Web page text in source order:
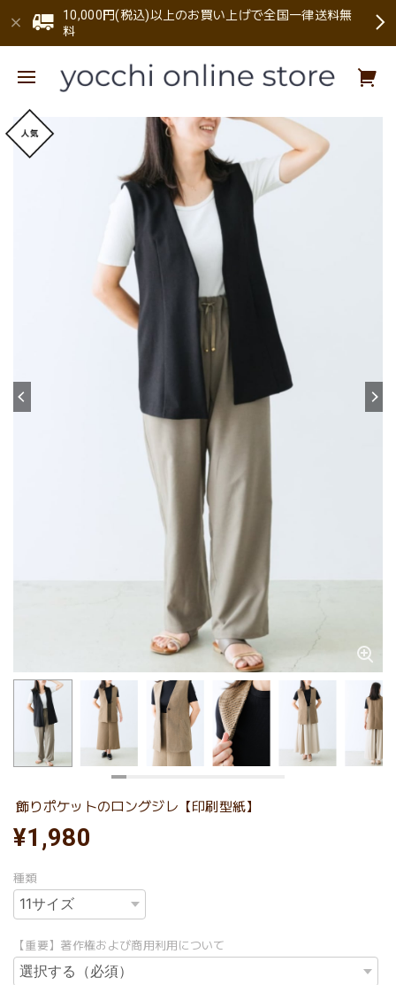
10,000円(税込)以上のお買い上げで全国一律送料無
料
飾りポケットのロングジレ【印刷型紙】
¥1,980
種類
【重要】著作権および商用利用について